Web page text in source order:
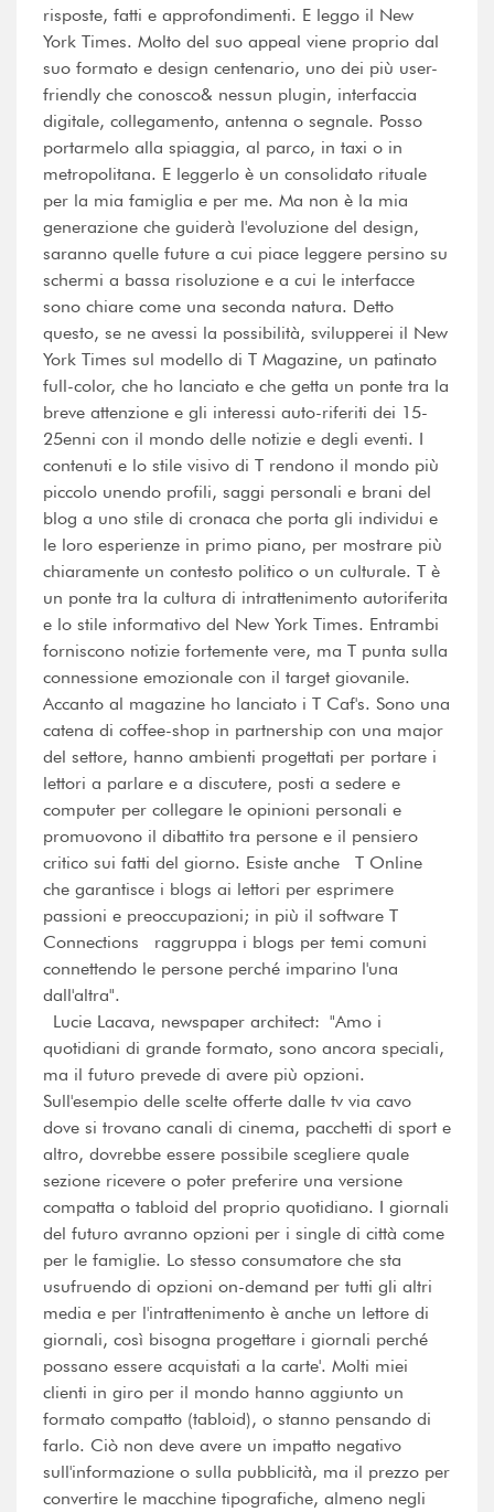
risposte, fatti e approfondimenti. E leggo il New
York Times. Molto del suo appeal viene proprio dal
suo formato e design centenario, uno dei più user-
friendly che conosco& nessun plugin, interfaccia
digitale, collegamento, antenna o segnale. Posso
portarmelo alla spiaggia, al parco, in taxi o in
metropolitana. E leggerlo è un consolidato rituale
per la mia famiglia e per me. Ma non è la mia
generazione che guiderà l'evoluzione del design,
saranno quelle future a cui piace leggere persino su
schermi a bassa risoluzione e a cui le interfacce
sono chiare come una seconda natura. Detto
questo, se ne avessi la possibilità, svilupperei il New
York Times sul modello di T Magazine, un patinato
full-color, che ho lanciato e che getta un ponte tra la
breve attenzione e gli interessi auto-riferiti dei 15-
25enni con il mondo delle notizie e degli eventi. I
contenuti e lo stile visivo di T rendono il mondo più
piccolo unendo profili, saggi personali e brani del
blog a uno stile di cronaca che porta gli individui e
le loro esperienze in primo piano, per mostrare più
chiaramente un contesto politico o un culturale. T è
un ponte tra la cultura di intrattenimento autoriferita
e lo stile informativo del New York Times. Entrambi
forniscono notizie fortemente vere, ma T punta sulla
connessione emozionale con il target giovanile.
Accanto al magazine ho lanciato i T Caf's. Sono una
catena di coffee-shop in partnership con una major
del settore, hanno ambienti progettati per portare i
lettori a parlare e a discutere, posti a sedere e
computer per collegare le opinioni personali e
promuovono il dibattito tra persone e il pensiero
critico sui fatti del giorno. Esiste anche T Online
che garantisce i blogs ai lettori per esprimere
passioni e preoccupazioni; in più il software T
Connections raggruppa i blogs per temi comuni
connettendo le persone perché imparino l'una
dall'altra".
Lucie Lacava, newspaper architect: "Amo i
quotidiani di grande formato, sono ancora speciali,
ma il futuro prevede di avere più opzioni.
Sull'esempio delle scelte offerte dalle tv via cavo
dove si trovano canali di cinema, pacchetti di sport e
altro, dovrebbe essere possibile scegliere quale
sezione ricevere o poter preferire una versione
compatta o tabloid del proprio quotidiano. I giornali
del futuro avranno opzioni per i single di città come
per le famiglie. Lo stesso consumatore che sta
usufruendo di opzioni on-demand per tutti gli altri
media e per l'intrattenimento è anche un lettore di
giornali, così bisogna progettare i giornali perché
possano essere acquistati a la carte'. Molti miei
clienti in giro per il mondo hanno aggiunto un
formato compatto (tabloid), o stanno pensando di
farlo. Ciò non deve avere un impatto negativo
sull'informazione o sulla pubblicità, ma il prezzo per
convertire le macchine tipografiche, almeno negli